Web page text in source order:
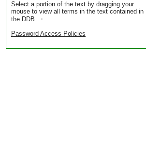
Select a portion of the text by dragging your
mouse to view all terms in the text contained in
the DDB. ・
Password Access Policies